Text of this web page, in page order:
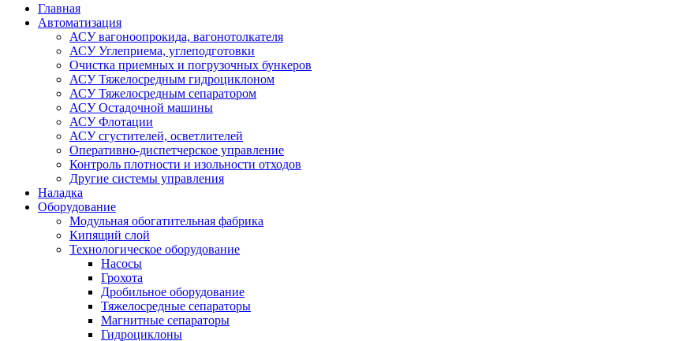
Главная
Автоматизация
АСУ вагоноопрокида, вагонотолкателя
АСУ Углеприема, углеподготовки
Очистка приемных и погрузочных бункеров
АСУ Тяжелосредным гидроциклоном
АСУ Тяжелосредным сепаратором
АСУ Остадочной машины
АСУ Флотации
АСУ сгустителей, осветлителей
Оперативно-диспетчерское управление
Контроль плотности и изольности отходов
Другие системы управления
Наладка
Оборудование
Модульная обогатительная фабрика
Кипящий слой
Технологическое оборудование
Насoсы
Грохота
Дробильное оборудование
Тяжелосредные сепараторы
Магнитные сепараторы
Гидроциклоны